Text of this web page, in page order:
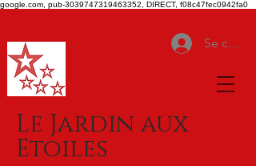
google.com, pub-3039747319463352, DIRECT, f08c47fec0942fa0
Se
Le Jardin aux
Etoiles